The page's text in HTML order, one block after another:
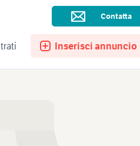
Ricerche salvate Preferiti
Inserisci annuncio
Contatta